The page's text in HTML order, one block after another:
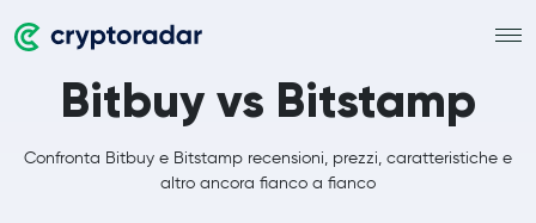
Bitbuy vs Bitstamp
Confronta Bitbuy e Bitstamp recensioni, prezzi, caratteristiche e
altro ancora fianco a fianco